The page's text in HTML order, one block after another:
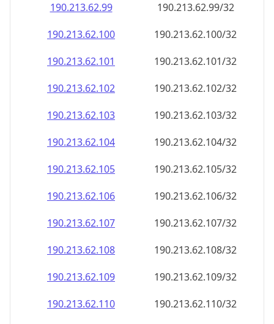
190.213.62.99
190.213.62.99/32
190.213.62.100
190.213.62.100/32
190.213.62.101
190.213.62.101/32
190.213.62.102
190.213.62.102/32
190.213.62.103
190.213.62.103/32
190.213.62.104
190.213.62.104/32
190.213.62.105
190.213.62.105/32
190.213.62.106
190.213.62.106/32
190.213.62.107
190.213.62.107/32
190.213.62.108
190.213.62.108/32
190.213.62.109
190.213.62.109/32
190.213.62.110
190.213.62.110/32